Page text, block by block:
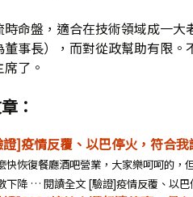
命盤，適合在技術領域成一大
董事長），而對從政幫助有限
了。
：
]疫情反覆、以巴停火，符合我
快恢復餐廳酒吧營業，大家樂呵呵的，
下降 … 閱讀全文 [驗證]疫情反覆、以